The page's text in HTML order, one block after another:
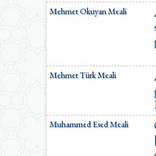
Mehmet Okuyan Meali
Mehmet Türk Meali
Muhammed Esed Meali